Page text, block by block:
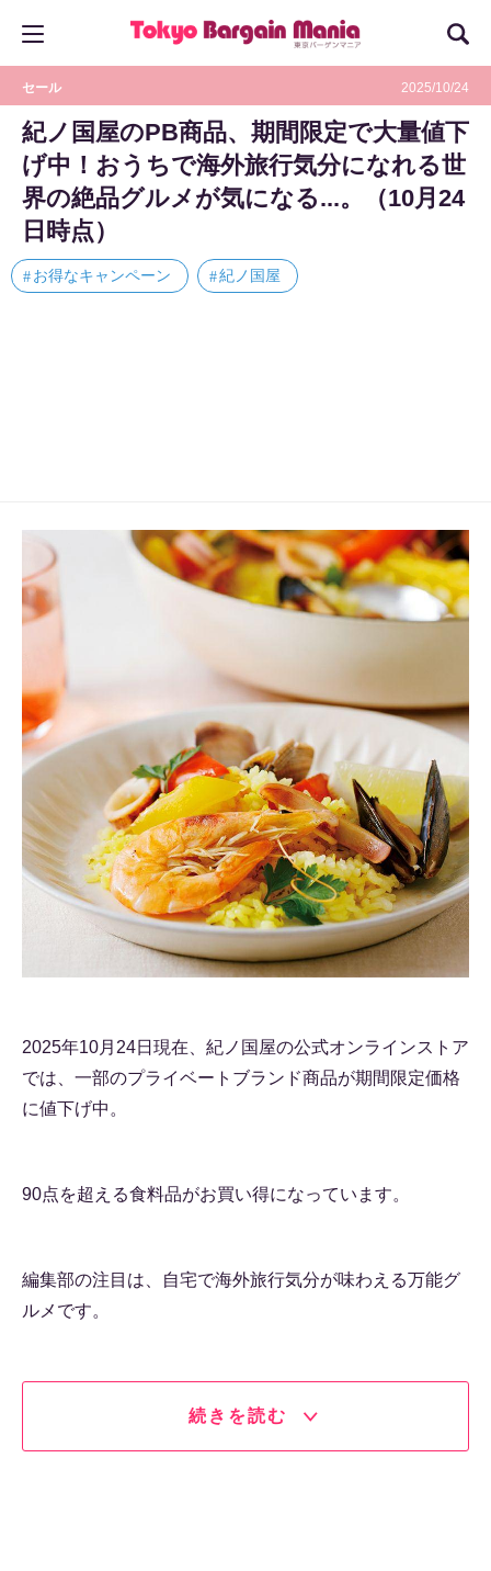
セール 2025/10/24
紀ノ国屋のPB商品、期間限定で大量値下
げ中！おうちで海外旅行気分になれる世
界の絶品グルメが気になる...。（10月24
日時点）
お得なキャンペーン 紀ノ国屋
2025年10月24日現在、紀ノ国屋の公式オンラインストア
では、一部のプライベートブランド商品が期間限定価格
に値下げ中。
90点を超える食料品がお買い得になっています。
編集部の注目は、自宅で海外旅行気分が味わえる万能グ
ルメです。
続きを読む